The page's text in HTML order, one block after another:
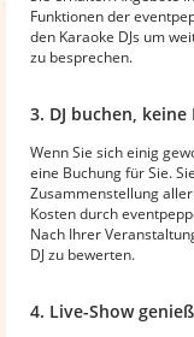
Funktionen der
den Karaoke DJs um
zu besprechen.
3. DJ buchen,
Wenn Sie sich einig
eine Buchung für Sie.
Zusammenstellung
Kosten durch
Nach Ihrer
DJ zu bewerten.
4. Live-Show